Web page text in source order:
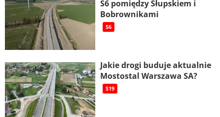
S6 pomiędzy Słupskiem i
Bobrownikami
S6
Jakie drogi buduje aktualnie
Mostostal Warszawa SA?
S19